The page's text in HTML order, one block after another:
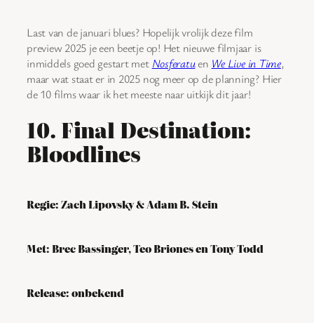
Last van de januari blues? Hopelijk vrolijk deze film
preview 2025 je een beetje op! Het nieuwe filmjaar is
inmiddels goed gestart met Nosferatuen We Live in Time,
maar wat staat er in 2025 nog meer op de planning? Hier
de 10 films waar ik het meeste naar uitkijk dit jaar!
10. Final Destination:
Bloodlines
Regie: Zach Lipovsky & Adam B. Stein
Met: Brec Bassinger, Teo Briones en Tony Todd
Release: onbekend